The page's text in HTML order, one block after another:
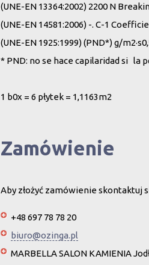
(UNE-EN 13364:2002) 2200 N
(UNE-EN 14581:2006) -. C-1
(UNE-EN 1925:1999) (PND*) g/
* PND: no se hace capilaridad si la
1 b0x = 6 płytek = 1,1163m2
Zamówienie
Aby złożyć zamówienie skontaktuj
+48 697 78 78 20
biuro@ozinga.pl
MARBELLA SALON KAMIENIA